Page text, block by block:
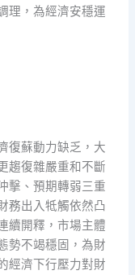
理，為經濟安穩運
蘇動力缺乏，大
趨復雜嚴重和不斷
擊、預期轉弱三重
務出入牴觸依然凸
續開釋，市場主體
勢不竭穩固，為財
經濟下行壓力對財